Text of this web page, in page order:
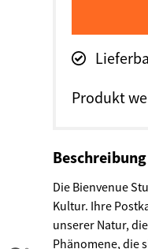
Produkt
Beschreibung
Die Bienvenue
Kultur. Ihre
unserer Natur,
Phänomene, die